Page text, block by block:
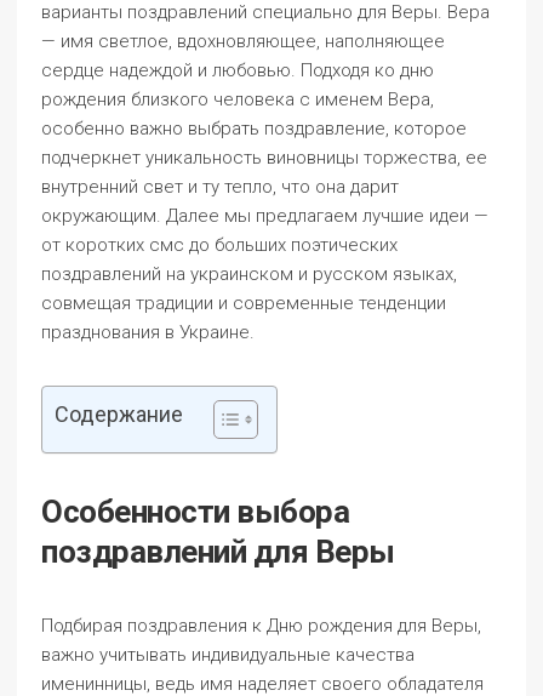
варианты поздравлений специально для Веры. Вера
— имя светлое, вдохновляющее, наполняющее
сердце надеждой и любовью. Подходя ко дню
рождения близкого человека с именем Вера,
особенно важно выбрать поздравление, которое
подчеркнет уникальность виновницы торжества, ее
внутренний свет и ту тепло, что она дарит
окружающим. Далее мы предлагаем лучшие идеи —
от коротких смс до больших поэтических
поздравлений на украинском и русском языках,
совмещая традиции и современные тенденции
празднования в Украине.
Содержание
Особенности выбора
поздравлений для Веры
Подбирая поздравления к Дню рождения для Веры,
важно учитывать индивидуальные качества
именинницы, ведь имя наделяет своего обладателя